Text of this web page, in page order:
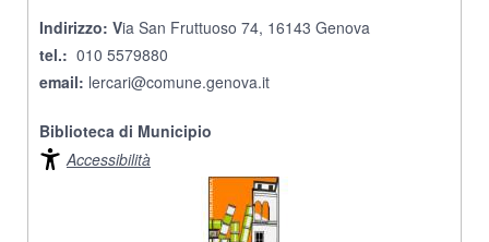
Indirizzo: Via San Fruttuoso 74, 16143 Genova
tel.: 010 5579880
email: lercari@comune.genova.it
Biblioteca di Municipio
Accessibilità